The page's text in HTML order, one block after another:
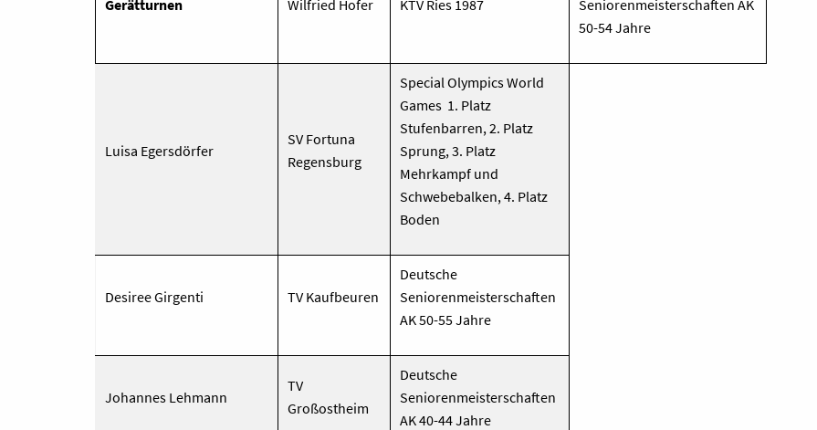
Gerätturnen Wilfried Hofer KTV Ries 1987
Seniorenmeisterschaften AK
50-54 Jahre
Luisa Egersdörfer
SV Fortuna
Regensburg
Special Olympics World
Games 1. Platz
Stufenbarren, 2. Platz
Sprung, 3. Platz
Mehrkampf und
Schwebebalken, 4. Platz
Boden
Desiree Girgenti TV Kaufbeuren
Deutsche
Seniorenmeisterschaften
AK 50-55 Jahre
Johannes Lehmann
TV
Großostheim
Deutsche
Seniorenmeisterschaften
AK 40-44 Jahre